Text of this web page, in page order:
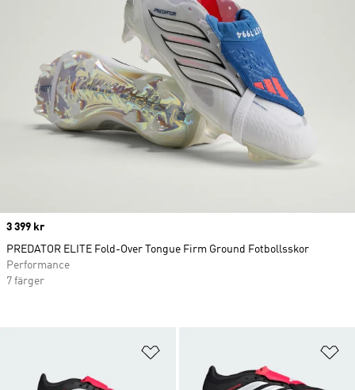
Price
3 399 kr
PREDATOR ELITE Fold-Over Tongue Firm Ground Fotbollsskor
Performance
7 färger